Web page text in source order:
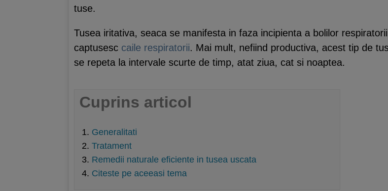
tuse.
Tusea iritativa, seaca se manifesta in faza incipienta a bolilor
captusesc caile respiratorii. Mai mult, nefiind productiva, acest tip de
se repeta la intervale scurte de timp, atat ziua, cat si noaptea.
Cuprins articol
Generalitati
Tratament
Remedii naturale eficiente in tusea uscata
Citeste pe aceeasi tema